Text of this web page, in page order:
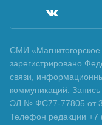
СМИ
зарегистрировано
связи,
коммуникаций.
ЭЛ № ФС77-77805 от
Телефон редакции +7